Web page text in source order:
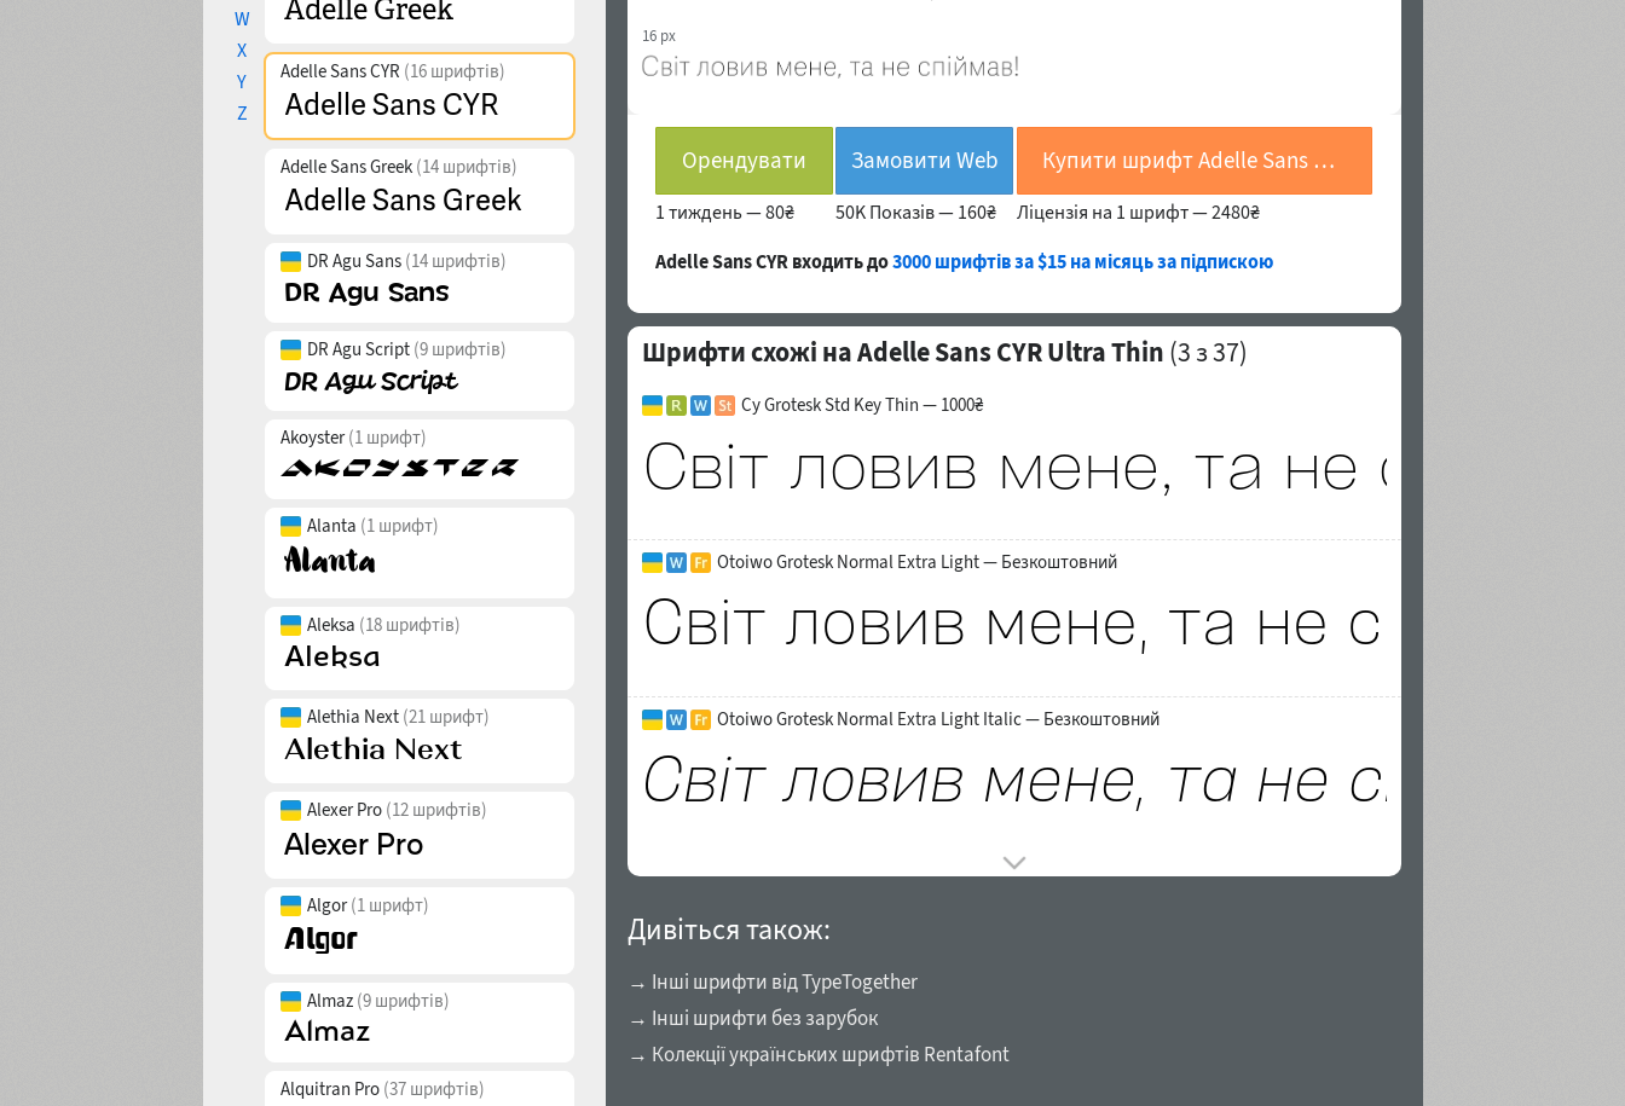
W
X
Y
Z
Adelle Sans CYR (16 шрифтів)
Adelle Sans Greek (14 шрифтів)
DR Agu Sans (14 шрифтів)
DR Agu Script (9 шрифтів)
Akoyster(1 шрифт)
Alanta (1 шрифт)
Aleksa (18 шрифтів)
Alethia Next (21 шрифт)
Alexer Pro (12 шрифтів)
Algor(1 шрифт)
Almaz (9 шрифтів)
Alquitran Pro (37 шрифтів)
16 px
Орендувати
1 тиждень —80₴
Замовити Web
50K Показів — 160₴
Купити шрифт Adelle Sans CYR Ultra Thin
Ліцензія на 1 шрифт —2480₴
Adelle Sans CYR входить до3000 шрифтів за $15 на місяць за підпискою
Шрифти схожі на Adelle Sans CYR Ultra Thin (3 з 37)
Cy Grotesk Std Key Thin — 1000₴
Otoiwo Grotesk Normal Extra Light — Безкоштовний
Otoiwo Grotesk Normal Extra Light Italic — Безкоштовний
Дивіться також:
→ Інші шрифти від TypeTogether
→ Інші шрифти без зарубок
→ Колекції українських шрифтів Rentafont